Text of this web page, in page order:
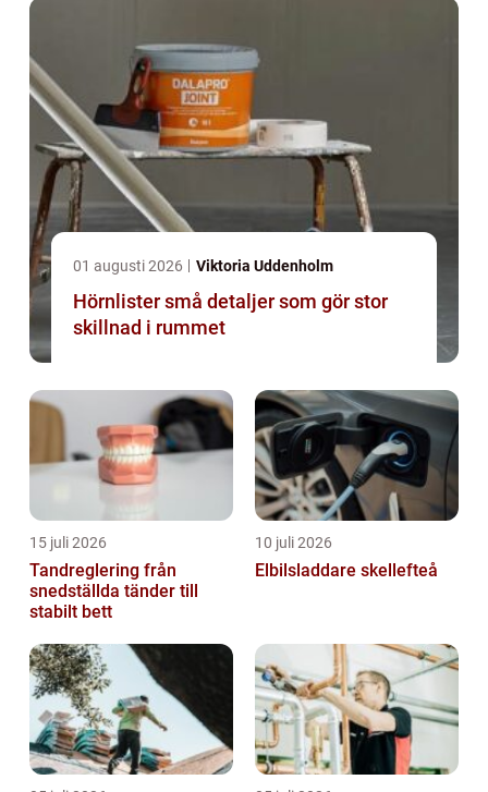
01 augusti 2026 Viktoria Uddenholm
Hörnlister små detaljer som gör stor
skillnad i rummet
15 juli 2026
Tandreglering från
snedställda tänder till
stabilt bett
10 juli 2026
Elbilsladdare skellefteå